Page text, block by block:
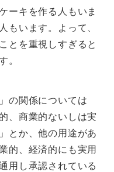
ーキを作る人もいま
もいます。よって、
とを重視しすぎると
。
の関係については
、商業的ないしは実
とか、他の用途があ
的、経済的にも実用
用し承認されている